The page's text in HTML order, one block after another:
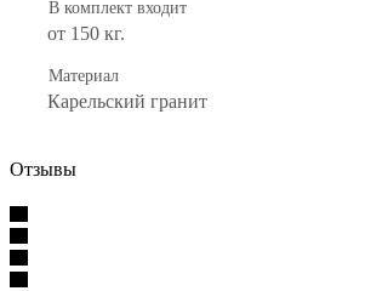
В комплект входит
от 150 кг.
Материал
Карельский гранит
Отзывы